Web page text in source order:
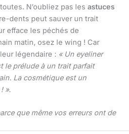
N’oubliez pas les astuces
dents peut sauver un trait
efface les péchés de
matin, osez le wing ! Car
légendaire : « Un eyeliner
le prélude à un trait parfait
La cosmétique est un
».
que même vos erreurs ont de